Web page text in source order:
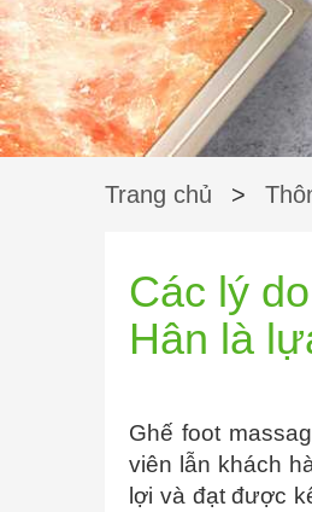
Trang chủ >
Các lý
Hân là
Ghế foot
viên lẫn khách
lợi và đạt được